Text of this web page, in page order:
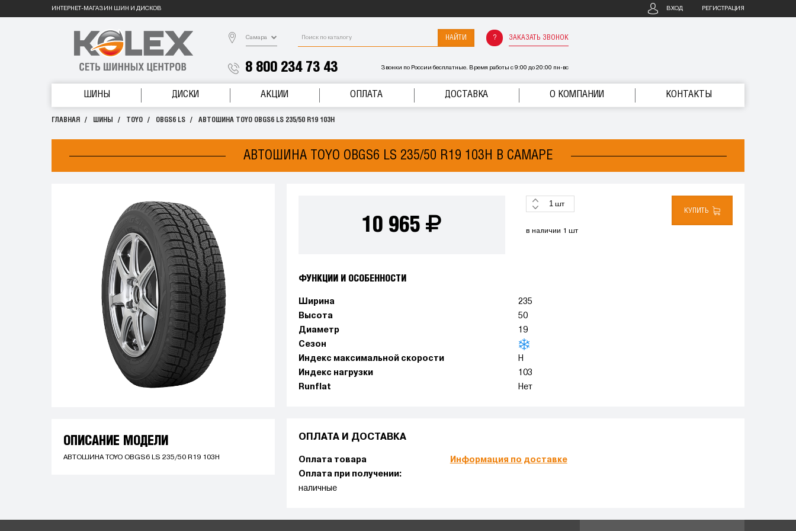
ИНТЕРНЕТ-МАГАЗИН ШИН И ДИСКОВ ВХОД РЕГИСТРАЦИЯ
Самара НАЙТИ ЗАКАЗАТЬ ЗВОНОК
8 800 234 73 43 Звонки по России бесплатные. Время работы с 9:00 до 20:00 пн-вс
ШИНЫ ДИСКИ АКЦИИ ОПЛАТА ДОСТАВКА О КОМПАНИИ КОНТАКТЫ
ГЛАВНАЯ ШИНЫ TOYO OBGS6 LS АВТОШИНА TOYO OBGS6 LS 235/50 R19 103H
АВТОШИНА TOYO OBGS6 LS 235/50 R19 103H В САМАРЕ
ОПИСАНИЕ МОДЕЛИ
АВТОШИНА TOYO OBGS6 LS 235/50 R19 103H
10 965
шт
КУПИТЬ
в наличии 1 шт
ФУНКЦИИ И ОСОБЕННОСТИ
Ширина
235
Высота
50
Диаметр
19
Сезон
Индекс максимальной скорости
H
Индекс нагрузки
103
Runflat
Нет
ОПЛАТА И ДОСТАВКА
Оплата товара
Оплата при получении:
наличные
Информация по доставке